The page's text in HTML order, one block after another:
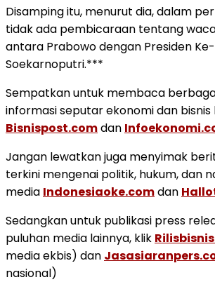
Disamping itu, menurut dia, dalam
tidak ada pembicaraan tentang
antara Prabowo dengan Presiden
Soekarnoputri.***
Sempatkan untuk membaca
informasi seputar ekonomi dan bisnis
Bisnispost.comdan
Jangan lewatkan juga menyimak
terkini mengenai politik, hukum, dan
media Indonesiaoke.comdan
Sedangkan untuk publikasi press
puluhan media lainnya, klik
media ekbis) dan
nasional)